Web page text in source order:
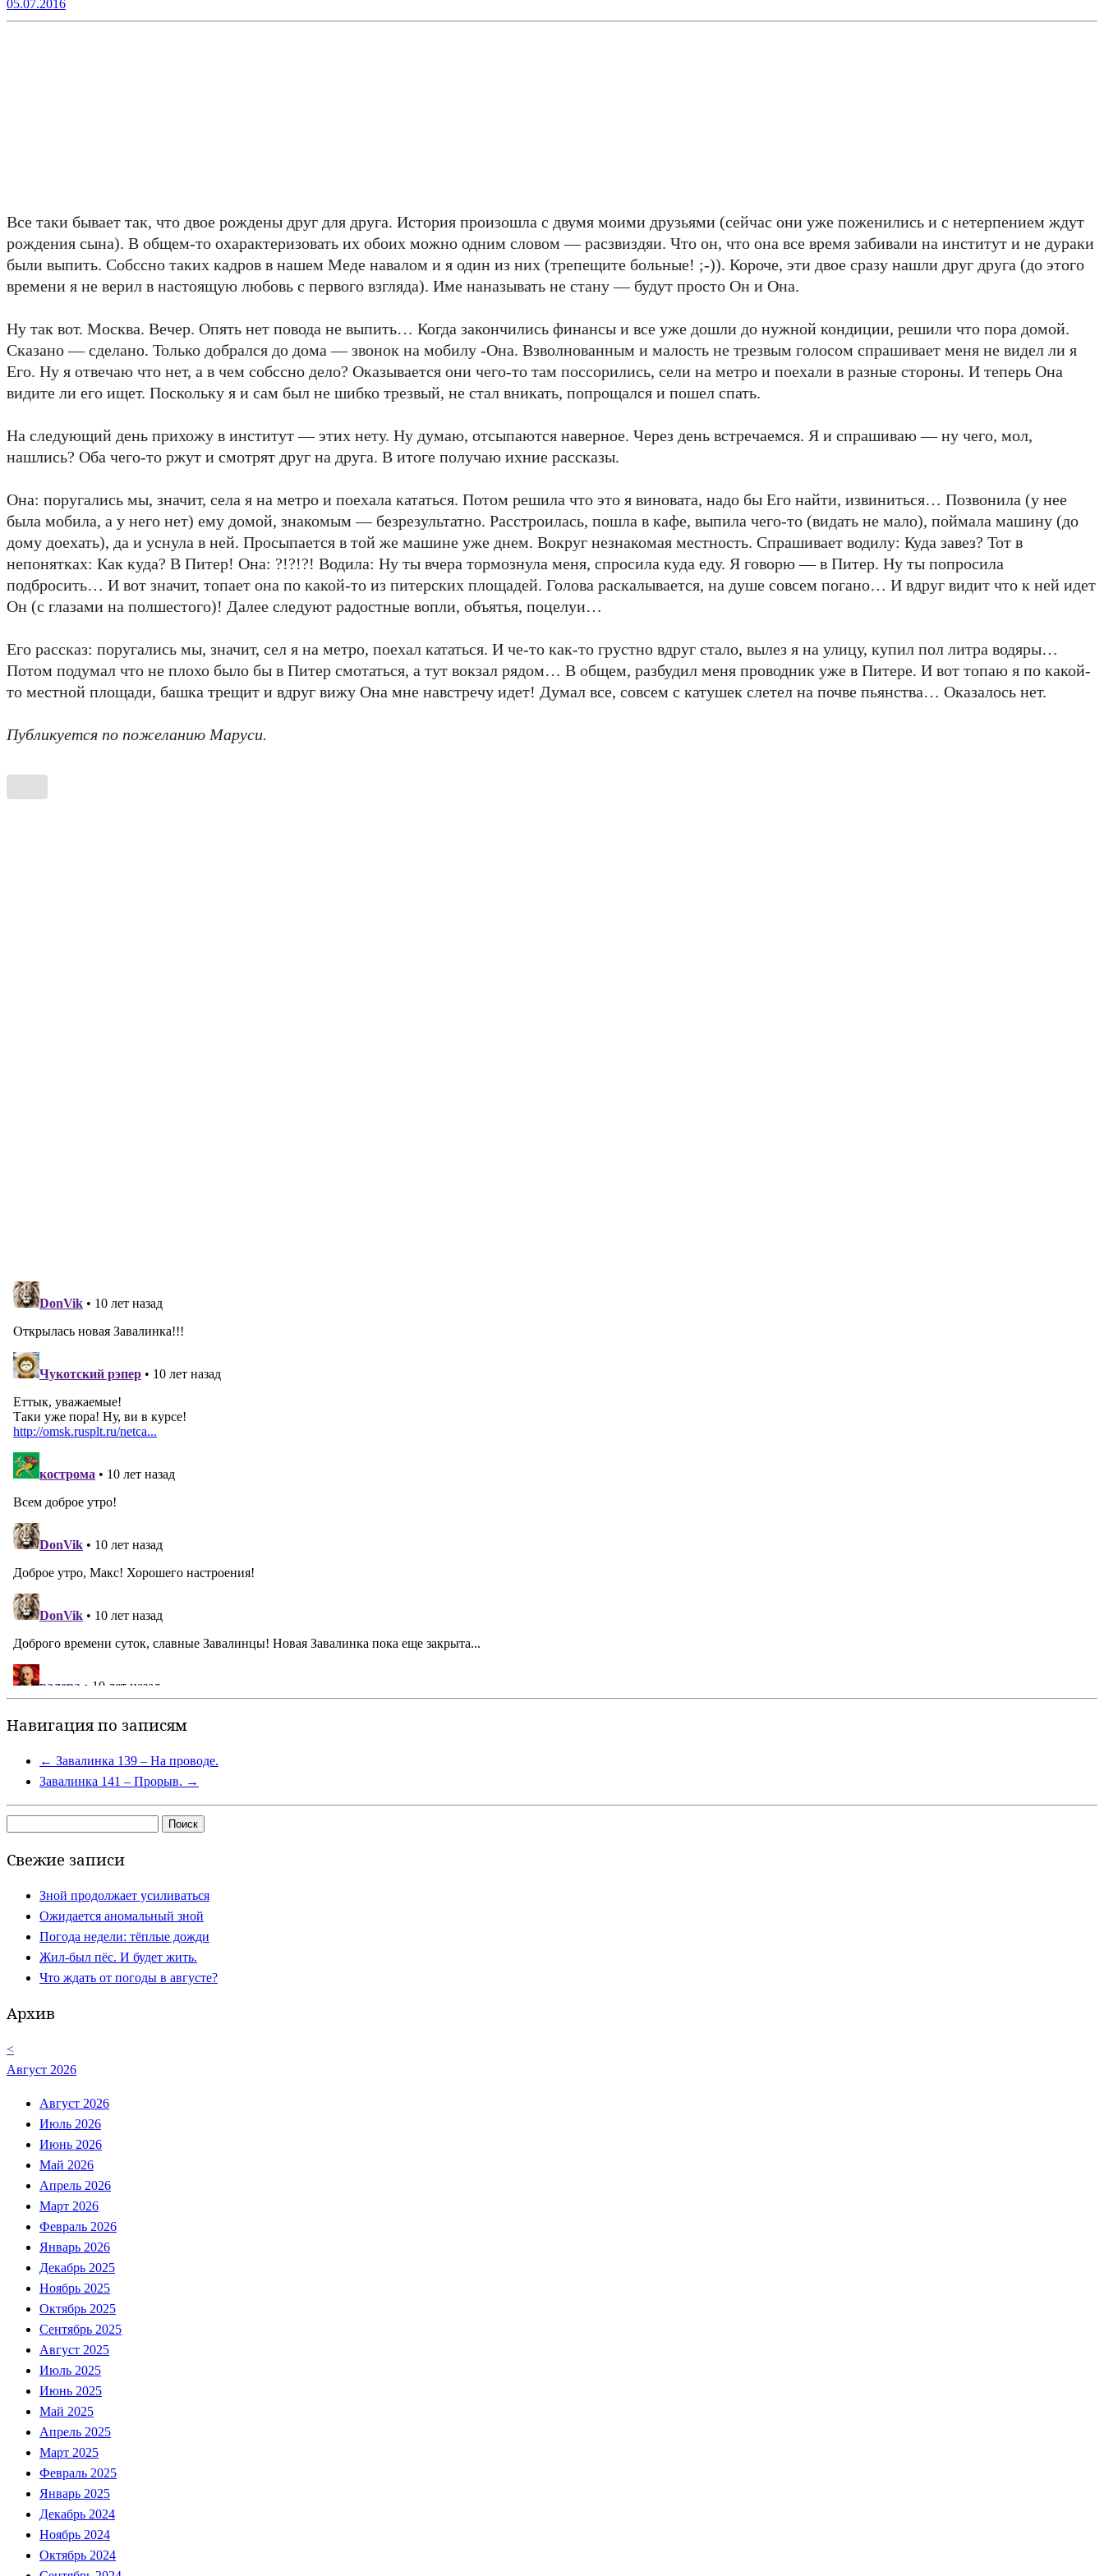
05.07.2016
Все таки бывает так, что двое рождены друг для друга. История произошла с двумя моими друзьями (сейчас они уже поженились и с нетерпением ждут
рождения сына). В общем-то охарактеризовать их обоих можно одним словом — расзвиздяи. Что он, что она все время забивали на институт и не дураки
были выпить. Собссно таких кадров в нашем Меде навалом и я один из них (трепещите больные! ;-)). Короче, эти двое сразу нашли друг друга (до этого
времени я не верил в настоящую любовь с первого взгляда). Име наназывать не стану — будут просто Он и Она.
Ну так вот. Москва. Вечер. Опять нет повода не выпить… Когда закончились финансы и все уже дошли до нужной кондиции, решили что пора домой.
Сказано — сделано. Только добрался до дома — звонок на мобилу -Она. Взволнованным и малость не трезвым голосом спрашивает меня не видел ли я
Его. Ну я отвечаю что нет, а в чем собссно дело? Оказывается они чего-то там поссорились, сели на метро и поехали в разные стороны. И теперь Она
видите ли его ищет. Поскольку я и сам был не шибко трезвый, не стал вникать, попрощался и пошел спать.
На следующий день прихожу в институт — этих нету. Ну думаю, отсыпаются наверное. Через день встречаемся. Я и спрашиваю — ну чего, мол,
нашлись? Оба чего-то ржут и смотрят друг на друга. В итоге получаю ихние рассказы.
Она: поругались мы, значит, села я на метро и поехала кататься. Потом решила что это я виновата, надо бы Его найти, извиниться… Позвонила (у нее
была мобила, а у него нет) ему домой, знакомым — безрезультатно. Расстроилась, пошла в кафе, выпила чего-то (видать не мало), поймала машину (до
дому доехать), да и уснула в ней. Просыпается в той же машине уже днем. Вокруг незнакомая местность. Спрашивает водилу: Куда завез? Тот в
непонятках: Как куда? В Питер! Она: ?!?!?! Водила: Ну ты вчера тормознула меня, спросила куда еду. Я говорю — в Питер. Ну ты попросила
подбросить… И вот значит, топает она по какой-то из питерских площадей. Голова раскалывается, на душе совсем погано… И вдруг видит что к ней идет
Он (с глазами на полшестого)! Далее следуют радостные вопли, объятья, поцелуи…
Его рассказ: поругались мы, значит, сел я на метро, поехал кататься. И че-то как-то грустно вдруг стало, вылез я на улицу, купил пол литра водяры…
Потом подумал что не плохо было бы в Питер смотаться, а тут вокзал рядом… В общем, разбудил меня проводник уже в Питере. И вот топаю я по какой-
то местной площади, башка трещит и вдруг вижу Она мне навстречу идет! Думал все, совсем с катушек слетел на почве пьянства… Оказалось нет.
Публикуется по пожеланию Маруси.
Навигация по записям
← Завалинка 139 – На проводе.
Завалинка 141 – Прорыв. →
Свежие записи
Зной продолжает усиливаться
Ожидается аномальный зной
Погода недели: тёплые дожди
Жил-был пёс. И будет жить.
Что ждать от погоды в августе?
Архив
<
Август 2026
Август 2026
Июль 2026
Июнь 2026
Май 2026
Апрель 2026
Март 2026
Февраль 2026
Январь 2026
Декабрь 2025
Ноябрь 2025
Октябрь 2025
Сентябрь 2025
Август 2025
Июль 2025
Июнь 2025
Май 2025
Апрель 2025
Март 2025
Февраль 2025
Январь 2025
Декабрь 2024
Ноябрь 2024
Октябрь 2024